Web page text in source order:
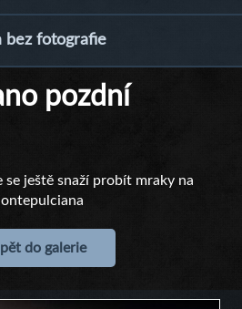
bez fotografie
pozdní
se ještě snaží probít mraky na
do galerie